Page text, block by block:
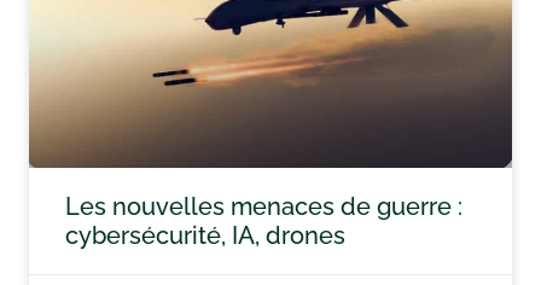
Les nouvelles menaces de guerre :
cybersécurité, IA, drones